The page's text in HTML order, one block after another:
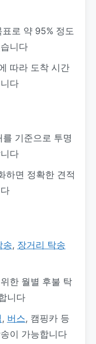
로 약 95% 정도
니다
따라 도착 시간
다
기준으로 투명
다
하면 정확한 견적
송, 장거리 탁송
한 월별 후불 탁
니다
, 버스, 캠핑카 등
이 가능합니다